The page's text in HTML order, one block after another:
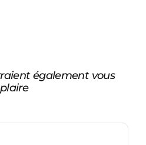
également vous
plaire